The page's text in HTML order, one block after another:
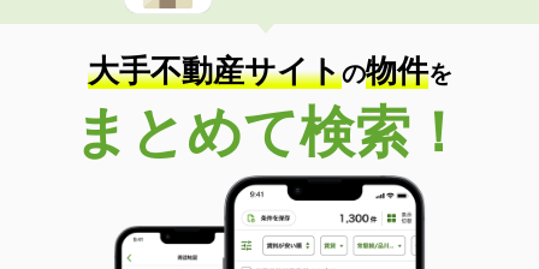
大手不動産サイトの物件を
まとめて検索！